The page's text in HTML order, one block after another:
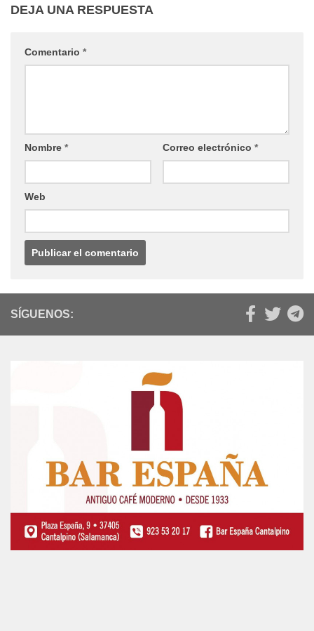
DEJA UNA RESPUESTA
Comentario *
Nombre * Correo electrónico *
Web
SÍGUENOS: